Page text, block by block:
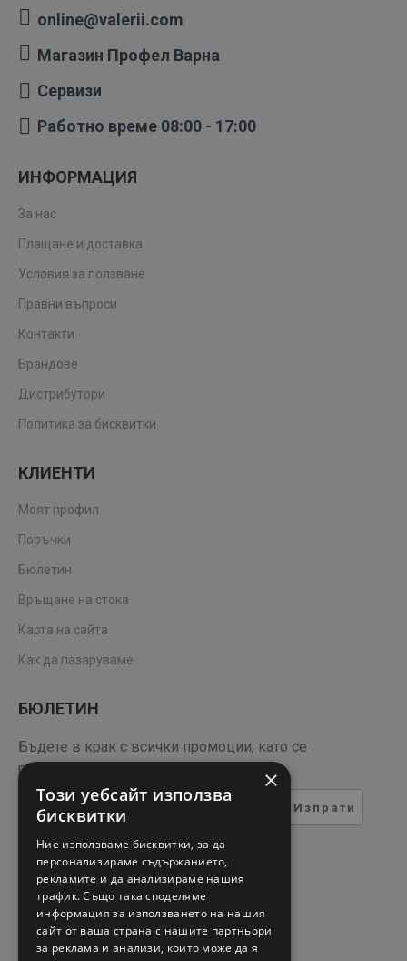
online@valerii.com
Магазин Профел Варна
Сервизи
Работно време 08:00 - 17:00
ИНФОРМАЦИЯ
За нас
Плащане и доставка
Условия за ползване
Правни въпроси
Контакти
Брандове
Дистрибутори
Политика за бисквитки
КЛИЕНТИ
Моят профил
Поръчки
Бюлетин
Връщане на стока
Карта на сайта
Как да пазаруваме
БЮЛЕТИН
Бъдете в крак с всички промоции, като се
регистрирате за нашия бюлетин
Изпрати
ТЕСТ ЗА СИГУРНОСТ
Въведете кода в полето
отдолу
×
Този уебсайт използва
бисквитки
Ние използваме бисквитки, за да
персонализираме съдържанието,
рекламите и да анализираме нашия
трафик. Също така споделяме
информация за използването на нашия
сайт от ваша страна с нашите партньори
за реклама и анализи, които може да я